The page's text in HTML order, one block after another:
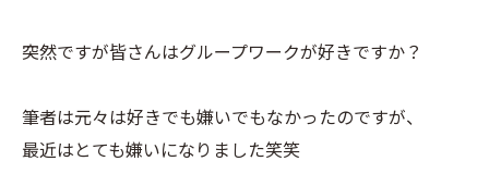
突然ですが皆さんはグループワークが好きですか？
筆者は元々は好きでも嫌いでもなかったのですが、
最近はとても嫌いになりました笑笑